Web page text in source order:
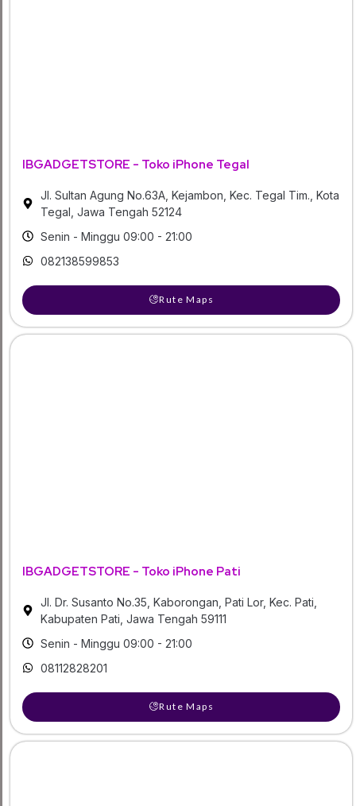
IBGADGETSTORE - Toko iPhone Tegal
Jl. Sultan Agung No.63A, Kejambon, Kec. Tegal Tim., Kota
Tegal, Jawa Tengah 52124
Senin - Minggu 09:00 - 21:00
082138599853
Rute Maps
IBGADGETSTORE - Toko iPhone Pati
Jl. Dr. Susanto No.35, Kaborongan, Pati Lor, Kec. Pati,
Kabupaten Pati, Jawa Tengah 59111
Senin - Minggu 09:00 - 21:00
08112828201
Rute Maps